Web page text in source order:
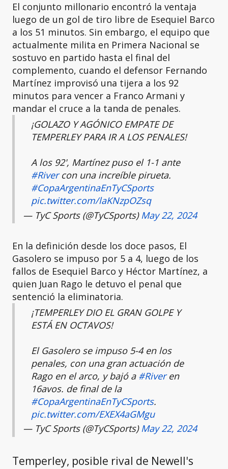
El conjunto millonario encontró la ventaja
luego de un gol de tiro libre de Esequiel Barco
a los 51 minutos. Sin embargo, el equipo que
actualmente milita en Primera Nacional se
sostuvo en partido hasta el final del
complemento, cuando el defensor Fernando
Martínez improvisó una tijera a los 92
minutos para vencer a Franco Armani y
mandar el cruce a la tanda de penales.
¡GOLAZO Y AGÓNICO EMPATE DE
TEMPERLEY PARA IR A LOS PENALES!
A los 92', Martínez puso el 1-1 ante
#Rivercon una increíble pirueta.
#CopaArgentinaEnTyCSports
pic.twitter.com/laKNzpOZsq
— TyC Sports (@TyCSports) May 22, 2024
En la definición desde los doce pasos, El
Gasolero se impuso por 5 a 4, luego de los
fallos de Esequiel Barco y Héctor Martínez, a
quien Juan Rago le detuvo el penal que
sentenció la eliminatoria.
¡TEMPERLEY DIO EL GRAN GOLPE Y
ESTÁ EN OCTAVOS!
El Gasolero se impuso 5-4 en los
penales, con una gran actuación de
Rago en el arco, y bajó a #Riveren
16avos. de final de la
#CopaArgentinaEnTyCSports.
pic.twitter.com/EXEX4aGMgu
— TyC Sports (@TyCSports)May 22, 2024
Temperley, posible rival de Newell's